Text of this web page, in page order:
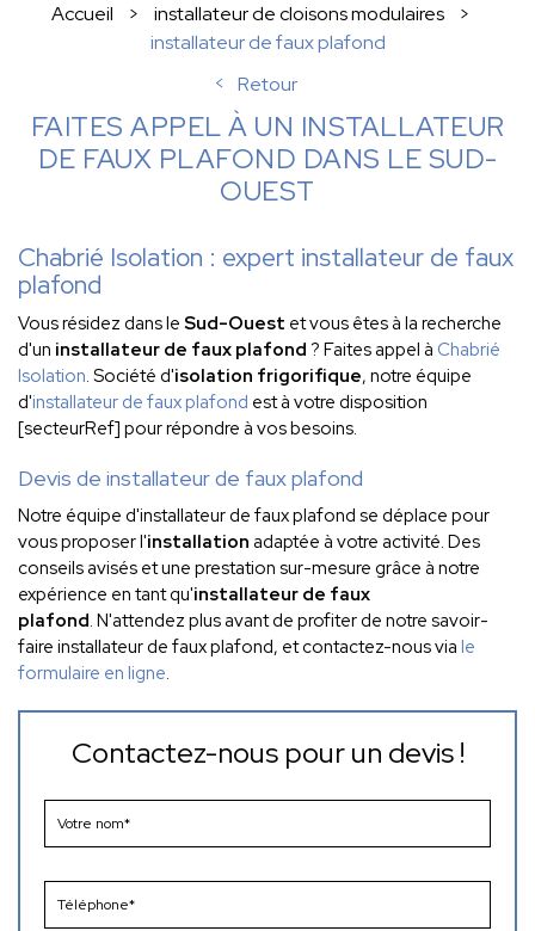
Accueil
installateur de cloisons modulaires
installateur de faux plafond
Retour
FAITES APPEL À UN INSTALLATEUR
DE FAUX PLAFOND DANS LE SUD-
OUEST
Chabrié Isolation : expert installateur de faux
plafond
Vous résidez dans le Sud-Ouest et vous êtes à la recherche
d'un installateur de faux plafond ? Faites appel à Chabrié
Isolation. Société d'isolation frigorifique, notre équipe
d'installateur de faux plafond est à votre disposition
[secteurRef] pour répondre à vos besoins.
Devis de installateur de faux plafond
Notre équipe d'installateur de faux plafond se déplace pour
vous proposer l'installation adaptée à votre activité. Des
conseils avisés et une prestation sur-mesure grâce à notre
expérience en tant qu'installateur de faux
plafond. N'attendez plus avant de profiter de notre savoir-
faire installateur de faux plafond, et contactez-nous via le
formulaire en ligne.
Contactez-nous pour un devis !